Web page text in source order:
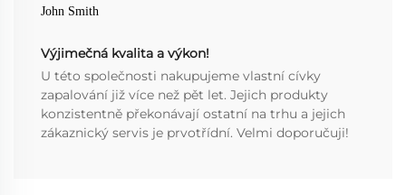
John Smith
Výjimečná kvalita a výkon!
U této společnosti nakupujeme vlastní cívky
zapalování již více než pět let. Jejich produkty
konzistentně překonávají ostatní na trhu a jejich
zákaznický servis je prvotřídní. Velmi doporučuji!